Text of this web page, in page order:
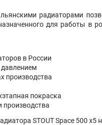
радиаторами
для работы в
в России
давлением
производства
покраска
производства
STOUT Space 500 х5